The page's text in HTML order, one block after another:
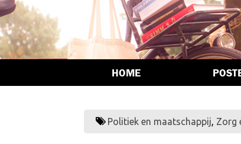
HOME
Politiek en maatschappij, Zorg